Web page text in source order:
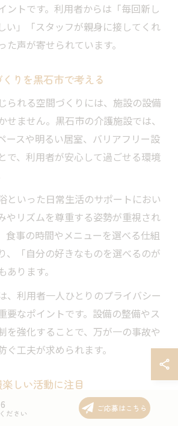
ントです。利用者からは「毎回新し
い」「スタッフが親身に接してくれ
た声が寄せられています。
りを黒石市で考える
られる空間づくりには、施設の設備
せません。黒石市の介護施設では、
ースや明るい居室、バリアフリー設
で、利用者が安心して過ごせる環境
といった日常生活のサポートにおい
やリズムを尊重する姿勢が重視され
食事の時間やメニューを選べる仕組
、「自分の好きなものを選べるのが
ります。
、利用者一人ひとりのプライバシー
要なポイントです。設備の整備やス
を強化することで、万が一の事故や
ぐ工夫が求められます。
しい活動に注目
齢者自身が主体となって取り組む介
ださい
ご応募はこちら